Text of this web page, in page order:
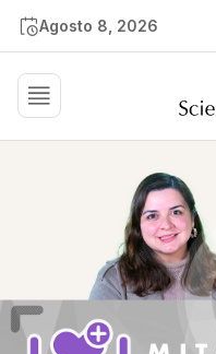
Agosto 8, 2026